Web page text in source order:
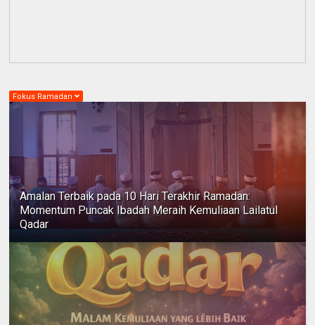
Fokus Ramadan
Amalan Terbaik pada 10 Hari Terakhir Ramadan:
Momentum Puncak Ibadah Meraih Kemuliaan Lailatul
Qadar